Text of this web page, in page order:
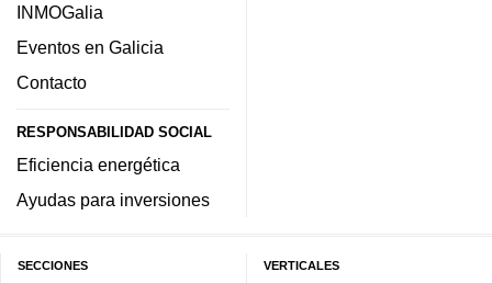
INMOGalia
Eventos en Galicia
Contacto
RESPONSABILIDAD SOCIAL
Eficiencia energética
Ayudas para inversiones
SECCIONES VERTICALES